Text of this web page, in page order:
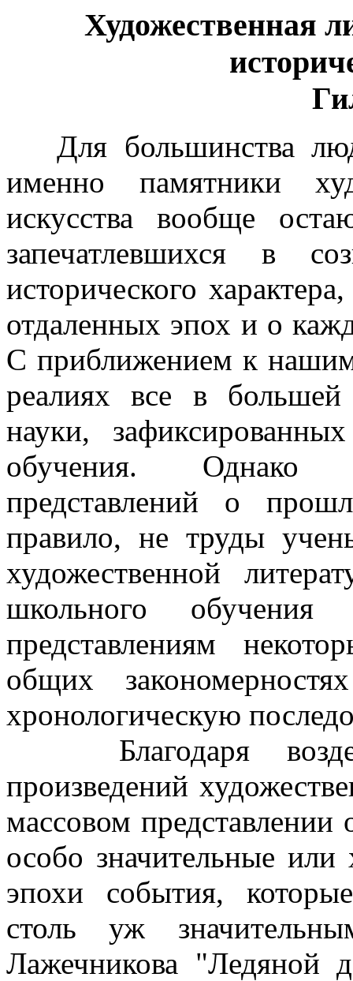
Художественная
Для большинства
именно памятники
искусства вообще
запечатлевшихся в
исторического
отдаленных эпох и о
С приближением к
реалиях все в
науки,
обучения. Однако
представлений о
правило, не труды
художественной
школьного
представлениям
общих
хронологическую
Благодаря
произведений
массовом представлении
особо значительные
эпохи события,
столь уж
Лажечникова "Ледяной